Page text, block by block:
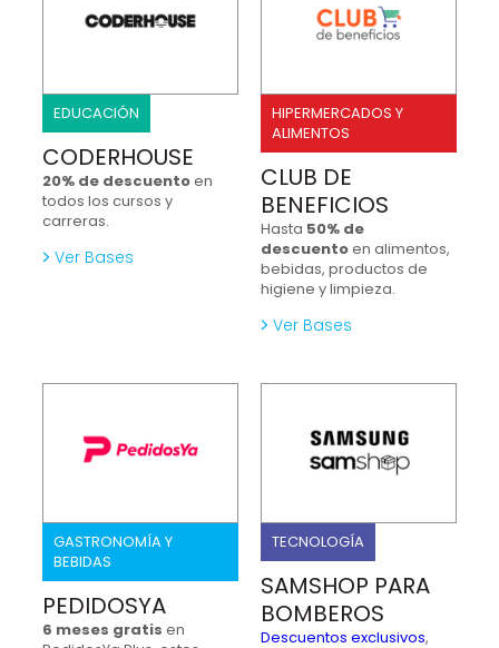
EDUCACIÓN
CODERHOUSE
20% de descuentoen
todos los cursos y
carreras.
Ver Bases
HIPERMERCADOS Y
ALIMENTOS
CLUB DE
BENEFICIOS
Hasta 50% de
descuentoen alimentos,
bebidas, productos de
higiene y limpieza.
Ver Bases
GASTRONOMÍA Y
BEBIDAS
PEDIDOSYA
6 meses gratisen
TECNOLOGÍA
SAMSHOP PARA
BOMBEROS
Descuentos exclusivos,